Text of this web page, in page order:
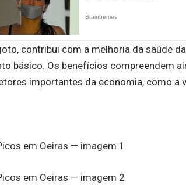
contribui com a melhoria da saúde
básico. Os benefícios compreendem
importantes da economia, como a